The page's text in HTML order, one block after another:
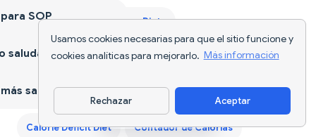
Usamos cookies necesarias para que el sitio funcione y
cookies analíticas para mejorarlo. Más información
Rechazar Aceptar
AI Food Tracker App Dieta
Best Protein Supplements for Women
Best Weight Loss Pills Calcular Calorías de Comida
Calorie Deficit Diet Contador de Calorías
Descargar app
SOP
saludable
sano